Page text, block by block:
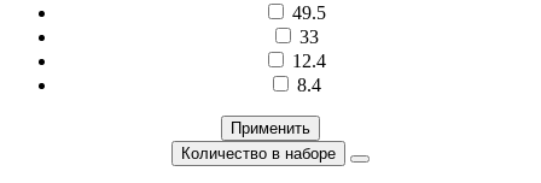
49.5
33
12.4
8.4
Применить
Количество в наборе